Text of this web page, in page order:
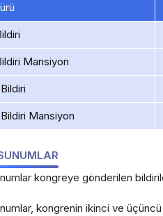
Mansiyon
Mansiyon
kongreye gönderilen
kongrenin ikinci ve